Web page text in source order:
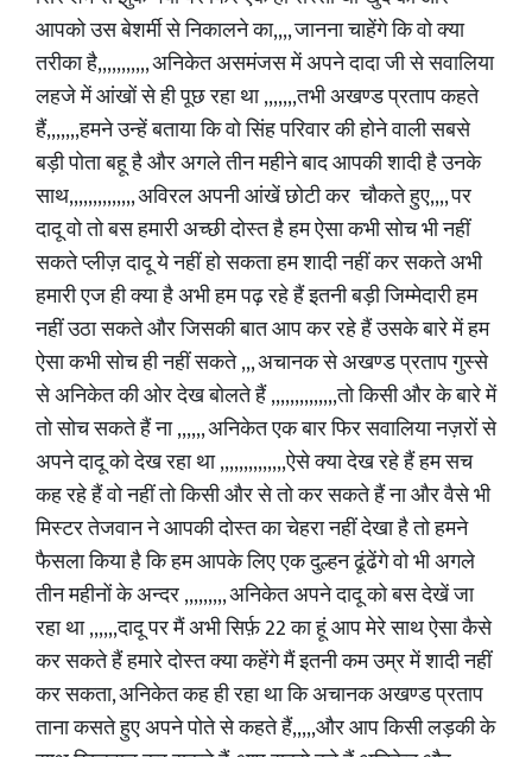
आपको उस बेशर्मी से निकालने का,,,, जानना चाहेंगे कि वो क्या
तरीका है,,,,,,,,,,, अनिकेत असमंजस में अपने दादा जी से सवालिया
लहजे में आंखों से ही पूछ रहा था ,,,,,,,तभी अखण्ड प्रताप कहते
हैं,,,,,,,हमने उन्हें बताया कि वो सिंह परिवार की होने वाली सबसे
बड़ी पोता बहू है और अगले तीन महीने बाद आपकी शादी है उनके
साथ,,,,,,,,,,,,,, अविरल अपनी आंखें छोटी कर चौकते हुए,,,, पर
दादू वो तो बस हमारी अच्छी दोस्त है हम ऐसा कभी सोच भी नहीं
सकते प्लीज़ दादू ये नहीं हो सकता हम शादी नहीं कर सकते अभी
हमारी एज ही क्या है अभी हम पढ़ रहे हैं इतनी बड़ी जिम्मेदारी हम
नहीं उठा सकते और जिसकी बात आप कर रहे हैं उसके बारे में हम
ऐसा कभी सोच ही नहीं सकते ,,, अचानक से अखण्ड प्रताप गुस्से
से अनिकेत की ओर देख बोलते हैं ,,,,,,,,,,,,,,तो किसी और के बारे में
तो सोच सकते हैं ना ,,,,,, अनिकेत एक बार फिर सवालिया नज़रों से
अपने दादू को देख रहा था ,,,,,,,,,,,,,,ऐसे क्या देख रहे हैं हम सच
कह रहे हैं वो नहीं तो किसी और से तो कर सकते हैं ना और वैसे भी
मिस्टर तेजवान ने आपकी दोस्त का चेहरा नहीं देखा है तो हमने
फैसला किया है कि हम आपके लिए एक दुल्हन ढूंढेंगे वो भी अगले
तीन महीनों के अन्दर ,,,,,,,,, अनिकेत अपने दादू को बस देखें जा
रहा था ,,,,,,दादू पर मैं अभी सिर्फ़ 22 का हूं आप मेरे साथ ऐसा कैसे
कर सकते हैं हमारे दोस्त क्या कहेंगे मैं इतनी कम उम्र में शादी नहीं
कर सकता, अनिकेत कह ही रहा था कि अचानक अखण्ड प्रताप
ताना कसते हुए अपने पोते से कहते हैं,,,,,और आप किसी लड़की के